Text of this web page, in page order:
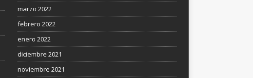
marzo 2022
febrero 2022
enero 2022
diciembre 2021
noviembre 2021